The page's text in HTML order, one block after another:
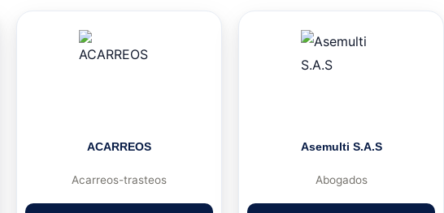
ACARREOS
Acarreos-trasteos
Asemulti S.A.S
Abogados